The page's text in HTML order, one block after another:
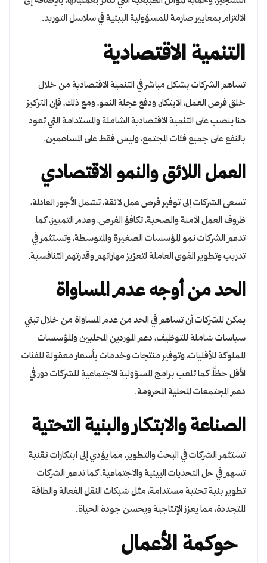
الالتزام بمعايير صارمة للمسؤولية البيئية في سلاسل التوريد.
التنمية الاقتصادية
تساهم الشركات بشكل مباشر في التنمية الاقتصادية من خلال
خلق فرص العمل، الابتكار، ودفع عجلة النمو، ومع ذلك، فإن التركيز
هنا ينصب على التنمية الاقتصادية الشاملة والمستدامة التي تعود
بالنفع على جميع فئات المجتمع، وليس فقط على المساهمين.
العمل اللائق والنمو الاقتصادي
تسعى الشركات إلى توفير فرص عمل لائقة، تشمل الأجور العادلة،
ظروف العمل الآمنة والصحية، تكافؤ الفرص، وعدم التمييز، كما
تدعم الشركات نمو المؤسسات الصغيرة والمتوسطة، وتستثمر في
تدريب وتطوير القوى العاملة لتعزيز مهاراتهم وقدرتهم التنافسية.
الحد من أوجه عدم المساواة
يمكن للشركات أن تساهم في الحد من عدم المساواة من خلال تبني
سياسات شاملة للتوظيف، دعم الموردين المحليين والمؤسسات
المملوكة للأقليات، وتوفير منتجات وخدمات بأسعار معقولة للفئات
الأقل حظاً، كما تلعب برامج المسؤولية الاجتماعية للشركات دور في
دعم المجتمعات المحلية المحرومة.
الصناعة والابتكار والبنية التحتية
تستثمر الشركات في البحث والتطوير، مما يؤدي إلى ابتكارات تقنية
تسهم في حل التحديات البيئية والاجتماعية، كما تدعم الشركات
تطوير بنية تحتية مستدامة، مثل شبكات النقل الفعالة والطاقة
المتجددة، مما يعزز الإنتاجية ويحسن جودة الحياة.
حوكمة الأعمال